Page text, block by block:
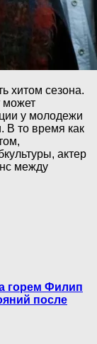
хитом сезона.
может
у молодежи
В то время как
актер
между
горем Филип
после